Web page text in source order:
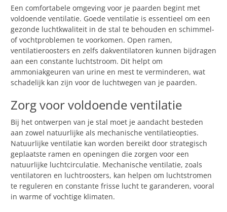
Een comfortabele omgeving voor je paarden begint met
voldoende ventilatie. Goede ventilatie is essentieel om een
gezonde luchtkwaliteit in de stal te behouden en schimmel-
of vochtproblemen te voorkomen. Open ramen,
ventilatieroosters en zelfs dakventilatoren kunnen bijdragen
aan een constante luchtstroom. Dit helpt om
ammoniakgeuren van urine en mest te verminderen, wat
schadelijk kan zijn voor de luchtwegen van je paarden.
Zorg voor voldoende ventilatie
Bij het ontwerpen van je stal moet je aandacht besteden
aan zowel natuurlijke als mechanische ventilatieopties.
Natuurlijke ventilatie kan worden bereikt door strategisch
geplaatste ramen en openingen die zorgen voor een
natuurlijke luchtcirculatie. Mechanische ventilatie, zoals
ventilatoren en luchtroosters, kan helpen om luchtstromen
te reguleren en constante frisse lucht te garanderen, vooral
in warme of vochtige klimaten.